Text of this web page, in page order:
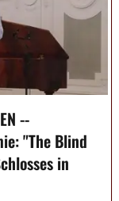
--
"The Blind
in